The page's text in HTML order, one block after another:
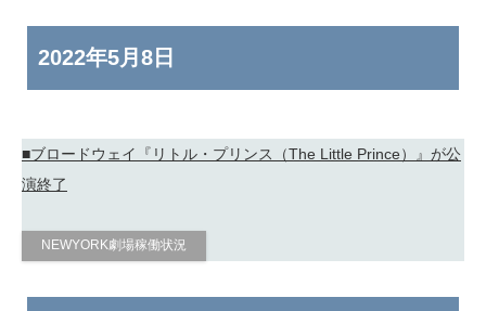
2022年5月8日
■ブロードウェイ『リトル・プリンス（The Little Prince）』が公
演終了
NEWYORK劇場稼働状況